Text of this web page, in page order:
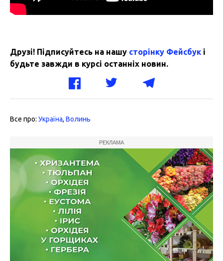
Друзі! Підписуйтесь на нашу сторінку Фейсбук і
будьте завжди в курсі останніх новин.
Все про: Україна, Волинь
РЕКЛАМА